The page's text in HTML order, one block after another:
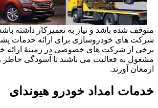
متوقف شده باشد و نیاز به تعمیرکار داشته
شرکت های خودروسازی برای ارائه خدمات
برخی از شرکت های خصوصی در زمینۀ ارائه
مشغول به فعالیت می باشند تا آسودگی خاطر
ارمغان آورند.
خدمات امداد خودرو هیوندای